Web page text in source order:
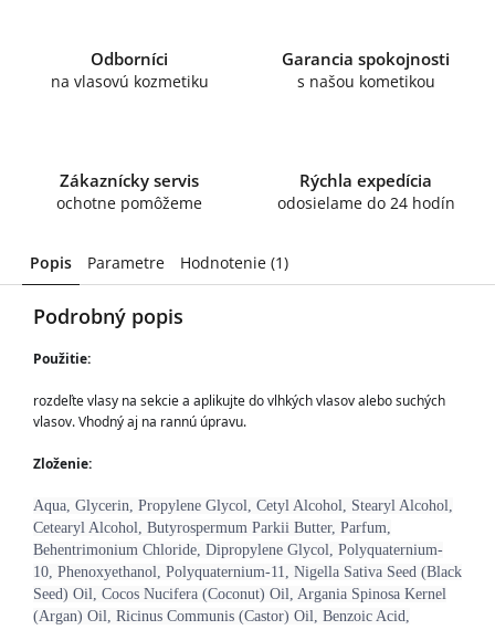
Odborníci
na vlasovú kozmetiku
Garancia spokojnosti
s našou kometikou
Zákaznícky servis
ochotne pomôžeme
Rýchla expedícia
odosielame do 24 hodín
Popis Parametre Hodnotenie (1)
Podrobný popis
Použitie:
rozdeľte vlasy na sekcie a aplikujte do vlhkých vlasov alebo suchých
vlasov. Vhodný aj na rannú úpravu.
Zloženie:
Aqua, Glycerin, Propylene Glycol, Cetyl Alcohol, Stearyl Alcohol,
Cetearyl Alcohol, Butyrospermum Parkii Butter, Parfum,
Behentrimonium Chloride, Dipropylene Glycol, Polyquaternium-
10, Phenoxyethanol, Polyquaternium-11, Nigella Sativa Seed (Black
Seed) Oil, Cocos Nucifera (Coconut) Oil, Argania Spinosa Kernel
(Argan) Oil, Ricinus Communis (Castor) Oil, Benzoic Acid,